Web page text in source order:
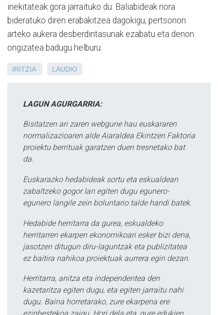
inekitateak gora jarraituko du. Baliabideak nora
bideratuko diren erabakitzea dagokigu, pertsonon
arteko aukera desberdintasunak ezabatu eta denon
ongizatea badugu helburu.
IRITZIA LAUDIO
LAGUN AGURGARRIA:
Bisitatzen ari zaren webgune hau euskararen
normalizazioaren alde Aiaraldea Ekintzen Faktoria
proiektu berrituak garatzen duen tresnetako bat
da.
Euskarazko hedabideak sortu eta eskualdean
zabaltzeko gogor lan egiten dugu egunero-
egunero langile zein boluntario talde handi batek.
Hedabide herritarra da gurea, eskualdeko
herritarren ekarpen ekonomikoari esker bizi dena,
jasotzen ditugun diru-laguntzak eta publizitatea
ez baitira nahikoa proiektuak aurrera egin dezan.
Herritarra, anitza eta independentea den
kazetaritza egiten dugu, eta egiten jarraitu nahi
dugu. Baina horretarako, zure ekarpena ere